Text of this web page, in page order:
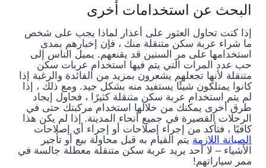
البحث عن استخدامات أخرى
إذا كنت تحاول العثور على أعذار لماذا يجب على شخص
ما شراء عربة سكن متنقلة منك ، فإن إخبارهم بمدى
استخدامها على مر السنين قد يقنعهم. يميل الناس إلى
حب عدد المرات التي يتم فيها استخدام عربات سكن
متنقلة لأنها تجعلهم يشعرون بمزيد من الفائدة والرغبة إذا
كانوا يمتلكون شيئًا يستفيد منه بشكل جيد. ومع ذلك ، إذا
لم يتم استخدام عربة سكن متنقلة كثيرًا ، فحاول إيجاد
طرق أخرى يمكنك من خلالها استخدام مركبتك حتى في
الرحلات القصيرة في جميع أنحاء المدينة. إذا لم يكن هذا
كافيًا ، فتأكد من إجراء إصلاحات أو إجراء أي إصلاحات
الصيانة اللازمة يتم القيام به قبل محاولة بيع أو تأجير
الأشياء – لا أحد يريد عربة سكن متنقلة معطلة جالسة في
ممر سياراتهم!